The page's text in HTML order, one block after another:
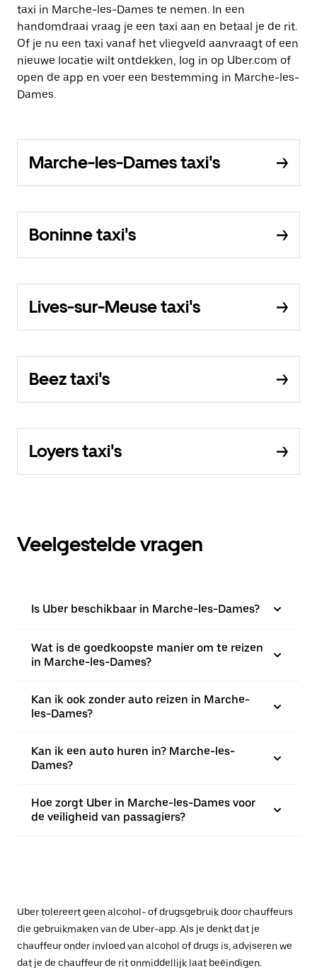
taxi in Marche-les-Dames te nemen. In een
handomdraai vraag je een taxi aan en betaal je de rit.
Of je nu een taxi vanaf het vliegveld aanvraagt of een
nieuwe locatie wilt ontdekken, log in op Uber.com of
open de app en voer een bestemming in Marche-les-
Dames.
Marche-les-Dames taxi's
Boninne taxi's
Lives-sur-Meuse taxi's
Beez taxi's
Loyers taxi's
Veelgestelde vragen
Is Uber beschikbaar in Marche-les-Dames?
Wat is de goedkoopste manier om te reizen
in Marche-les-Dames?
Kan ik ook zonder auto reizen in Marche-
les-Dames?
Kan ik een auto huren in? Marche-les-
Dames?
Hoe zorgt Uber in Marche-les-Dames voor
de veiligheid van passagiers?
Uber tolereert geen alcohol- of drugsgebruik door chauffeurs
die gebruikmaken van de Uber-app. Als je denkt dat je
chauffeur onder invloed van alcohol of drugs is, adviseren we
dat je de chauffeur de rit onmiddellijk laat beëindigen.